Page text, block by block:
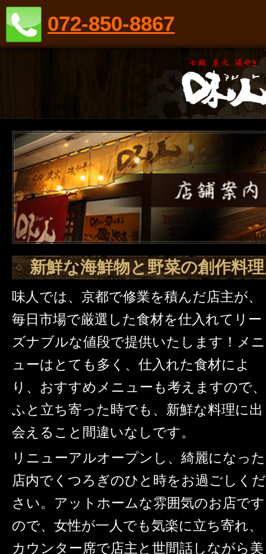
072-850-8867
新鮮な海鮮物と野菜の創作料
味人では、京都で修業を積んだ店主が、
毎日市場で厳選した食材を仕入れてリー
ズナブルな値段で提供いたします！メニ
ューはとても多く、仕入れた食材によ
り、おすすめメニューも考えますので、
ふと立ち寄った時でも、新鮮な料理に出
会えること間違いなしです。
リニューアルオープンし、綺麗になった
店内でくつろぎのひと時をお過ごしくだ
さい。アットホームな雰囲気のお店です
ので、女性が一人でも気楽に立ち寄れ、
カウンター席で店主と世間話しながら美